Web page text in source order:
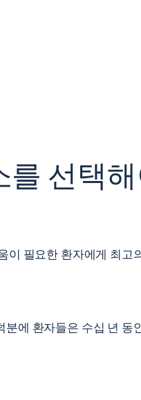
를 선택
이 필요한 환자에게 최
에 환자들은 수십 년